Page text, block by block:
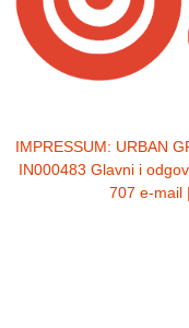
IMPRESSUM: URBAN
IN000483 Glavni i
707 e-mail